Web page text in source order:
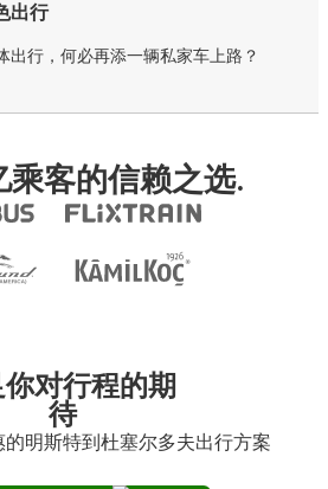
出行
出行，何必再添一辆私家车上路？
乘客的信赖之选.
对行程的期
待
明斯特到杜塞尔多夫出行方案